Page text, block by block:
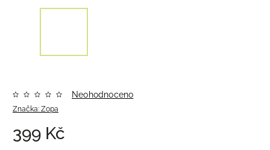
Značka: Zopa
Neohodnoceno
399 Kč